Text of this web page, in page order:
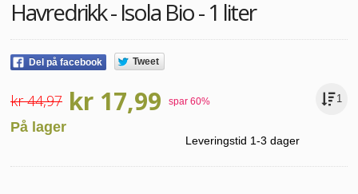
Havredrikk - Isola Bio - 1 liter
Del på facebook Tweet
1
kr 44,97 kr 17,99 spar 60%
På lager
Leveringstid 1-3 dager